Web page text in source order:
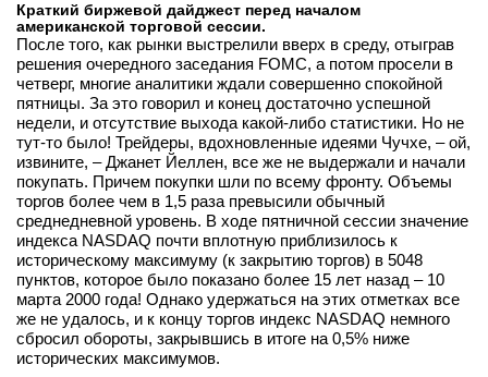
Мероприятия
Новости
Интервью
вконтакте
телеграм
Стать автором
Вход
Краткий биржевой дайджест перед началом
американской торговой сессии.
После того, как рынки выстрелили вверх в среду, отыграв
решения очередного заседания FOMC, а потом просели в
четверг, многие аналитики ждали совершенно спокойной
пятницы. За это говорил и конец достаточно успешной
недели, и отсутствие выхода какой-либо статистики. Но не
тут-то было! Трейдеры, вдохновленные идеями Чучхе, – ой,
извините, – Джанет Йеллен, все же не выдержали и начали
покупать. Причем покупки шли по всему фронту. Объемы
торгов более чем в 1,5 раза превысили обычный
среднедневной уровень. В ходе пятничной сессии значение
индекса NASDAQ почти вплотную приблизилось к
историческому максимуму (к закрытию торгов) в 5048
пунктов, которое было показано более 15 лет назад – 10
марта 2000 года! Однако удержаться на этих отметках все
же не удалось, и к концу торгов индекс NASDAQ немного
сбросил обороты, закрывшись в итоге на 0,5% ниже
исторических максимумов.